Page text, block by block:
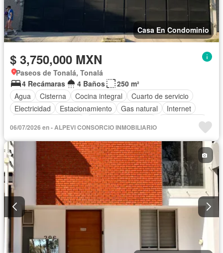
Casa En Condominio
$ 3,750,000 MXN
Paseos de Tonalá, Tonalá
4 Recámaras
4 Baños
250 m²
Agua
Cisterna Cocina integral
Cuarto de servicio
Electricidad
Estacionamiento Gas natural
Internet
Sin amueblar
06/07/2026 en - ALPEVI CONSORCIO INMOBILIARIO